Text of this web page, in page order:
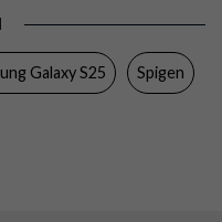
Genomskinlig, Vit
Galaxy S25 Spigen